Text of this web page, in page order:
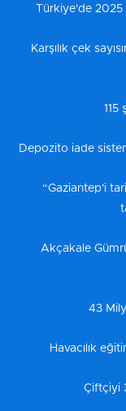
Türkiye'de 2025
Karşılık çek
115
Depozito iade
“Gaziantep'i
Akçakale
43
Havacılık
Çiftçiyi